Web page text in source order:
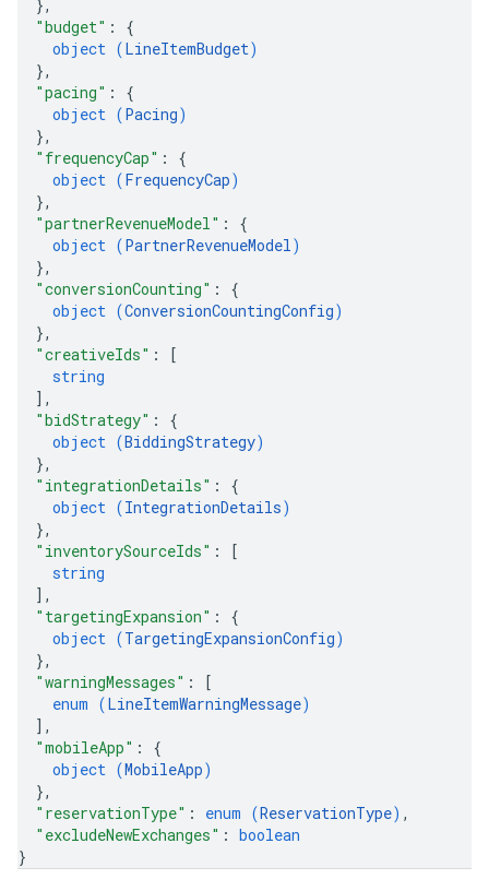
},
"budget" : {
object (LineItemBudget)
},
"pacing" : {
object (Pacing)
},
"frequencyCap" : {
object (FrequencyCap)
},
"partnerRevenueModel" : {
object (PartnerRevenueModel)
},
"conversionCounting" : {
object (ConversionCountingConfig)
},
"creativeIds" :
[
string
] ,
"bidStrategy" : {
object (BiddingStrategy)
},
"integrationDetails" : {
object (IntegrationDetails)
},
"inventorySourceIds" :
[
string
] ,
"targetingExpansion" : {
object (TargetingExpansionConfig)
},
"warningMessages" :
[
enum (LineItemWarningMessage)
] ,
"mobileApp" : {
object (MobileApp)
},
"reservationType" : enum (ReservationType) ,
"excludeNewExchanges" : boolean
}